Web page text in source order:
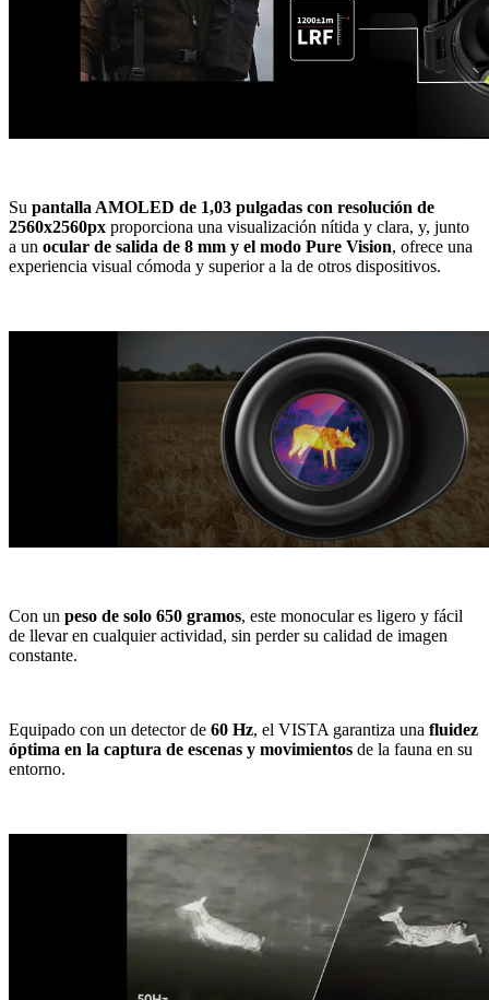
Su pantalla AMOLED de 1,03 pulgadas con resolución de
2560x2560px proporciona una visualización nítida y clara, y, junto
a un ocular de salida de 8 mm y el modo Pure Vision, ofrece una
experiencia visual cómoda y superior a la de otros dispositivos.
Con un peso de solo 650 gramos, este monocular es ligero y fácil
de llevar en cualquier actividad, sin perder su calidad de imagen
constante.
Equipado con un detector de 60 Hz, el VISTA garantiza una fluidez
óptima en la captura de escenas y movimientos de la fauna en su
entorno.